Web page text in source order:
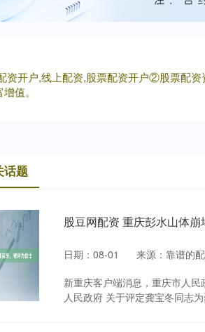
资开户,线上配资,股票配资开户②股票配
值。
话题
股豆网配资 重庆彭水山体
日期：08-01 来源：靠谱的
新重庆客户端消息，重庆市人
人民政府 关于评定龚宝冬同志